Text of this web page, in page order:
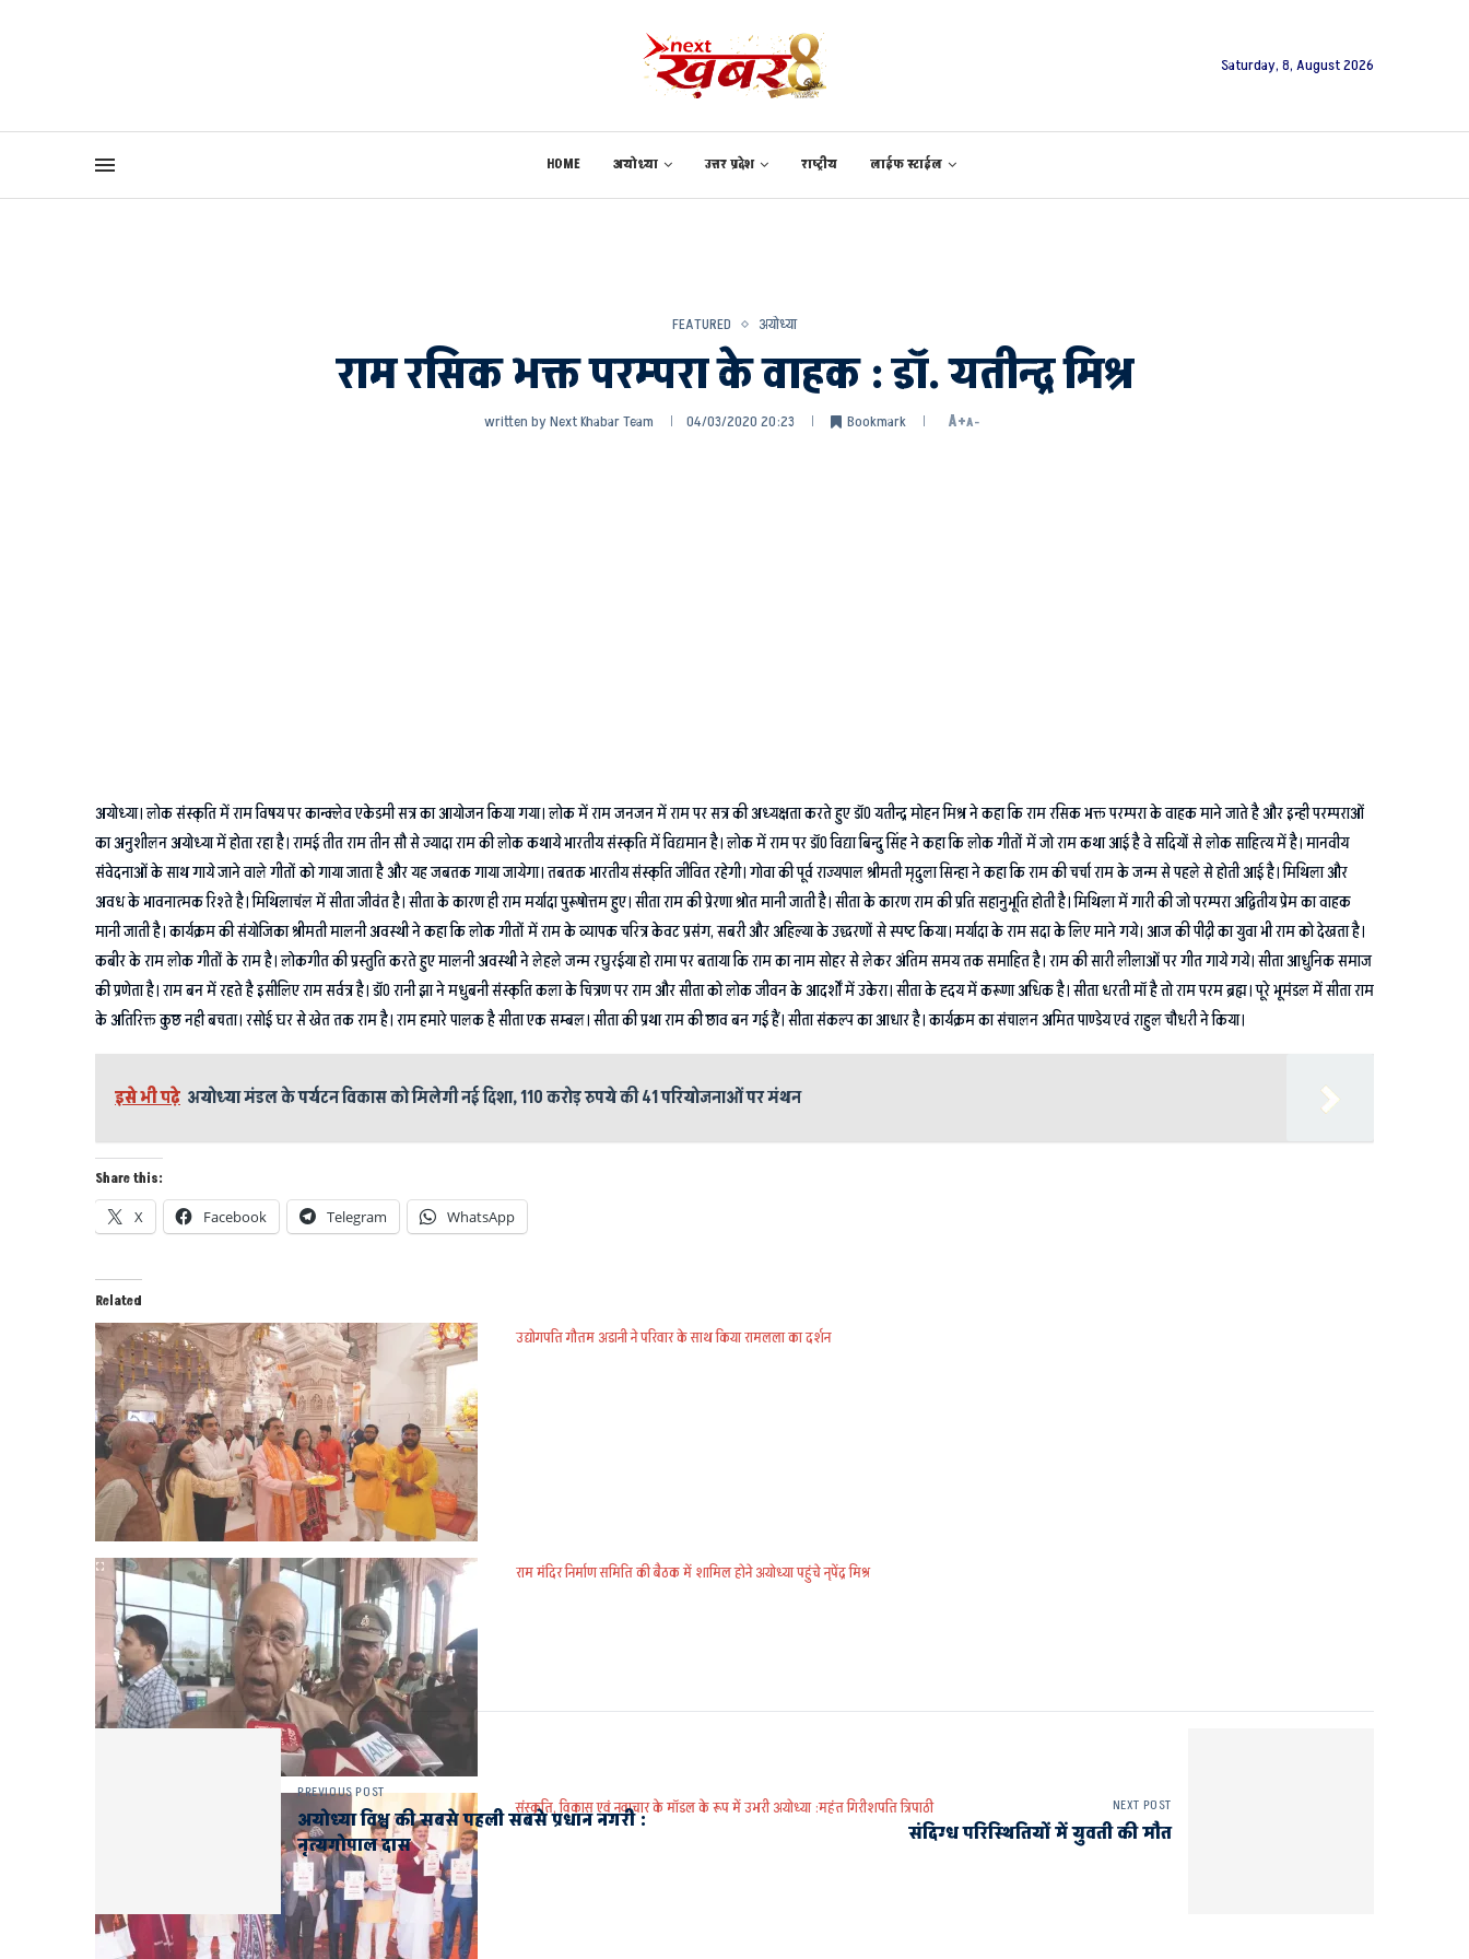
Saturday, 8, August 2026
HOME अयोध्या उत्तर प्रदेश राष्ट्रीय लाईफ स्टाईल
FEATURED अयोध्या
राम रसिक भक्त परम्परा के वाहक : डॉ. यतीन्द्र मिश्र
written byNext Khabar Team 04/03/2020 20:23 Bookmark A+A-
अयोध्या। लोक संस्कृति में राम विषय पर कान्क्लेव एकेडमी सत्र का आयोजन किया गया। लोक में राम जनजन में राम पर सत्र की अध्यक्षता करते हुए डॉ0 यतीन्द्र मोहन मिश्र ने कहा कि राम रसिक भक्त परम्परा के वाहक माने जाते है और इन्ही परम्पराओं
का अनुशीलन अयोध्या में होता रहा है। रामई तीत राम तीन सौ से ज्यादा राम की लोक कथाये भारतीय संस्कृति में विद्यमान है। लोक में राम पर डॉ0 विद्या बिन्दु सिंह ने कहा कि लोक गीतों में जो राम कथा आई है वे सदियों से लोक साहित्य में है। मानवीय
संवेदनाओं के साथ गाये जाने वाले गीतों को गाया जाता है और यह जबतक गाया जायेगा। तबतक भारतीय संस्कृति जीवित रहेगी। गोवा की पूर्व राज्यपाल श्रीमती मृदुला सिन्हा ने कहा कि राम की चर्चा राम के जन्म से पहले से होती आई है। मिथिला और
अवध के भावनात्मक रिश्ते है। मिथिलाचंल में सीता जीवंत है। सीता के कारण ही राम मर्यादा पुरूषोत्तम हुए। सीता राम की प्रेरणा श्रोत मानी जाती है। सीता के कारण राम की प्रति सहानुभूति होती है। मिथिला में गारी की जो परम्परा अद्वितीय प्रेम का वाहक
मानी जाती है। कार्यक्रम की संयोजिका श्रीमती मालनी अवस्थी ने कहा कि लोक गीतों में राम के व्यापक चरित्र केवट प्रसंग, सबरी और अहिल्या के उद्धरणों से स्पष्ट किया। मर्यादा के राम सदा के लिए माने गये। आज की पीढ़ी का युवा भी राम को देखता है।
कबीर के राम लोक गीतों के राम है। लोकगीत की प्रस्तुति करते हुए मालनी अवस्थी ने लेहले जन्म रघुरईया हो रामा पर बताया कि राम का नाम सोहर से लेकर अंतिम समय तक समाहित है। राम की सारी लीलाओं पर गीत गाये गये। सीता आधुनिक समाज
की प्रणेता है। राम बन में रहते है इसीलिए राम सर्वत्र है। डॉ0 रानी झा ने मधुबनी संस्कृति कला के चित्रण पर राम और सीता को लोक जीवन के आदर्शों में उकेरा। सीता के ह्दय में करूणा अधिक है। सीता धरती मॉ है तो राम परम ब्रह्म। पूरे भूमंडल में सीता राम
के अतिरिक्त कुछ नही बचता। रसोई घर से खेत तक राम है। राम हमारे पालक है सीता एक सम्बल। सीता की प्रथा राम की छाव बन गई हैं। सीता संकल्प का आधार है। कार्यक्रम का संचालन अमित पाण्डेय एवं राहुल चौधरी ने किया।
इसे भी पढ़े अयोध्या मंडल के पर्यटन विकास को मिलेगी नई दिशा, 110 करोड़ रुपये की 41 परियोजनाओं पर मंथन
Share this:
X Facebook Telegram WhatsApp
Related
उद्योगपति गौतम अडानी ने परिवार के साथ किया रामलला का दर्शन
राम मंदिर निर्माण समिति की बैठक में शामिल होने अयोध्या पहुंचे नृपेंद्र मिश्र
संस्कृति, विकास एवं नवाचार के मॉडल के रूप में उभरी अयोध्या :महंत गिरीशपति त्रिपाठी
PREVIOUS POST
अयोध्या विश्व की सबसे पहली सबसे प्रधान नगरी :
नृत्यगोपाल दास
NEXT POST
संदिग्ध परिस्थितियों में युवती की मौत